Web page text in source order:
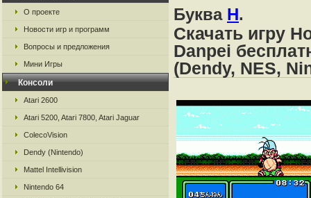
О проекте
Новости игр и программ
Вопросы и предложения
Мини Игры
Консоли
Atari 2600
Atari 5200, Atari 7800, Atari Jaguar
ColecoVision
Dendy (Nintendo)
Mattel Intellivision
Nintendo 64
Буква H.
Скачать игру
Danpei
(Dendy, NES,